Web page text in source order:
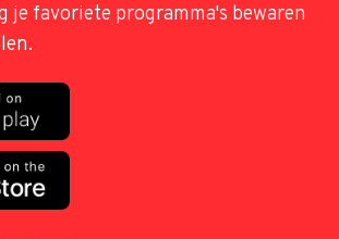
je favoriete programma's bewaren